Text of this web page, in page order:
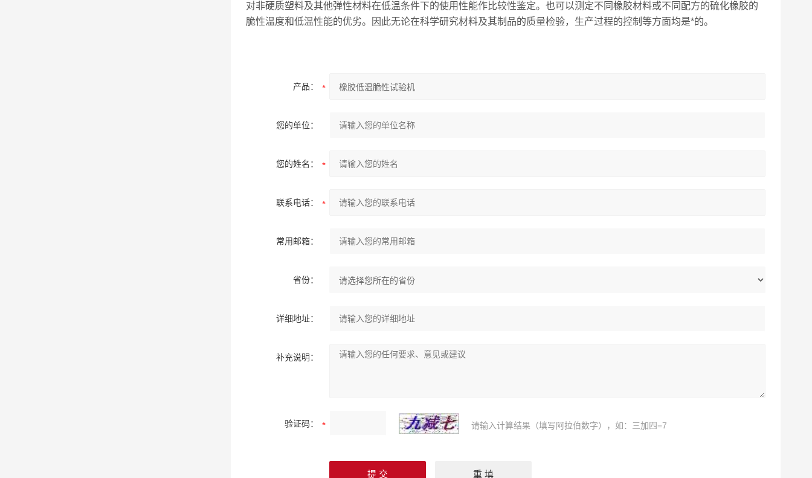
对非硬质塑料及其他弹性材料在低温条件下的使用性能作比较性鉴定。也可以测定不同橡胶材料或不同配方的硫化橡胶的
脆性温度和低温性能的优劣。因此无论在科学研究材料及其制品的质量检验，生产过程的控制等方面均是*的。
产品：
您的单位：
您的姓名：
联系电话：
常用邮箱：
省份：
详细地址：
补充说明：
验证码： 请输入计算结果（填写阿拉伯数字），如：三加四=7